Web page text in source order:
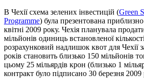
В Чехії схема зелених інвестицій (Green
Programme) була презентована
квітні 2009 року. Чехія планувала
мільйонів одиниць встановленої
розрахунковий надлишок квот для Чехії
років становить близько 150 мільйонів
цьому 25 мільярдів крон (близько 1
контракт було підписано 30 березня 2009